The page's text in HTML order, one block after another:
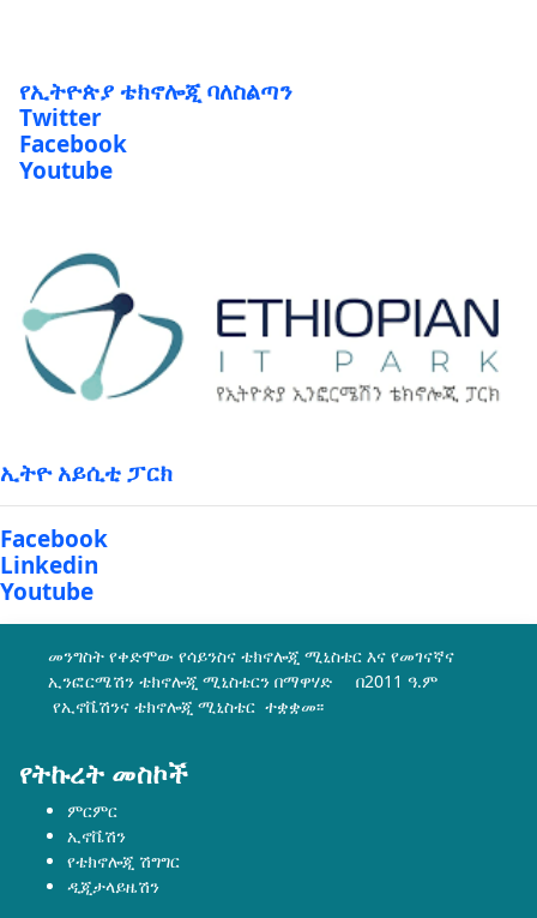
የኢትዮጵያ ቴክኖሎጂ ባለስልጣን
Twitter
Facebook
Youtube
ኢትዮ አይሲቲ ፓርክ
Facebook
Linkedin
Youtube
መንግስት የቀድሞው የሳይንስና ቴክኖሎጂ ሚኒስቴር እና የመገናኛና
ኢንፎርሜሽን ቴክኖሎጂ ሚኒስቴርን በማዋሃድ በ2011 ዓ.ም
የኢኖቬሽንና ቴክኖሎጂ ሚኒስቴር ተቋቋመ፡፡
የትኩረት መስኮች
ምርምር
ኢኖቬሽን
የቴክኖሎጂ ሽግግር
ዲጂታላይዜሽን